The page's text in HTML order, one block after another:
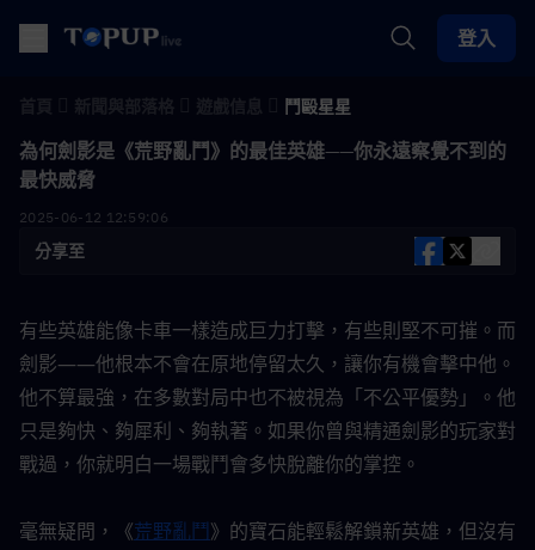
登入
鬥毆星星
為何劍影是《荒野亂鬥》的最佳英雄——你永遠察覺不到的
最快威脅
2025-06-12 12:59:06
分享至
有些英雄能像卡車一樣造成巨力打擊，有些則堅不可摧。而
劍影——他根本不會在原地停留太久，讓你有機會擊中他。
他不算最強，在多數對局中也不被視為「不公平優勢」。他
只是夠快、夠犀利、夠執著。如果你曾與精通劍影的玩家對
戰過，你就明白一場戰鬥會多快脫離你的掌控。
毫無疑問，《荒野亂鬥》的寶石能輕鬆解鎖新英雄，但沒有